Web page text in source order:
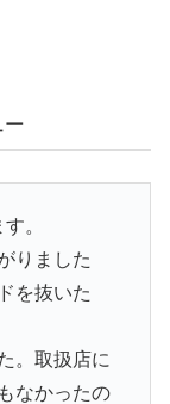
ー
。
りました
を抜いた
。取扱店に
なかったの